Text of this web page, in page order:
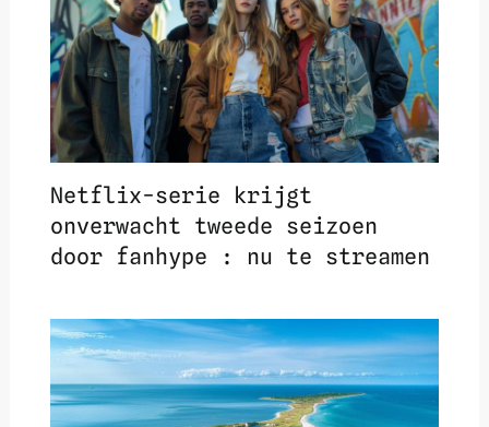
Netflix-serie krijgt
onverwacht tweede seizoen
door fanhype : nu te streamen